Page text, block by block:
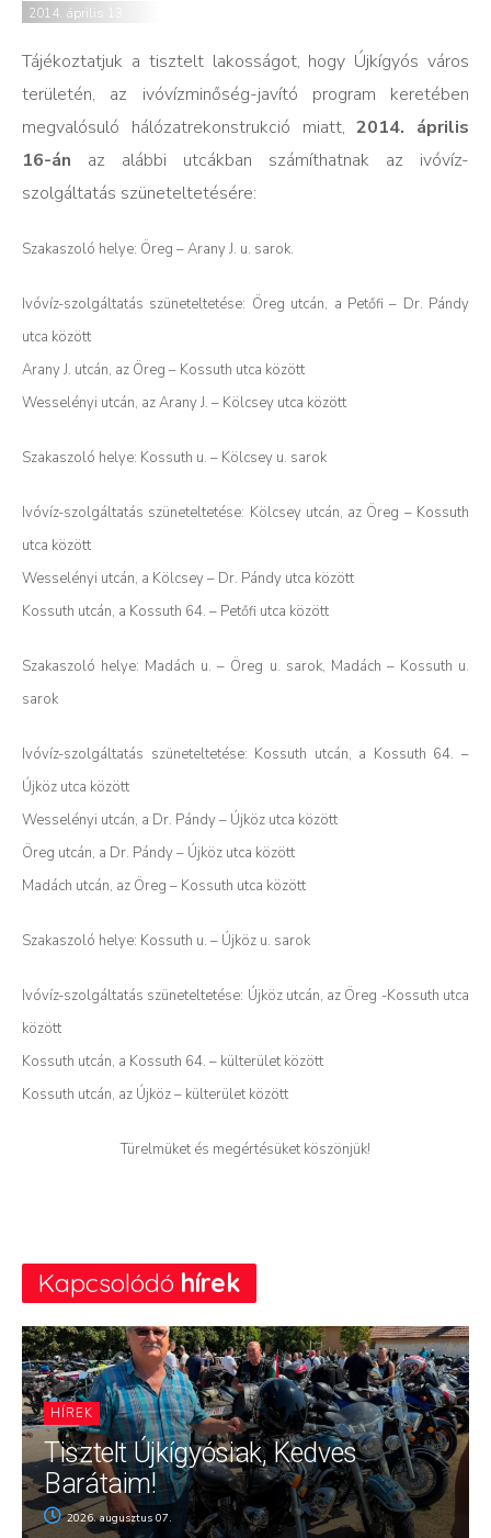
2014. április 13.
Tájékoztatjuk a tisztelt lakosságot, hogy Újkígyós város
területén, az ivóvízminőség-javító program keretében
megvalósuló hálózatrekonstrukció miatt,2014. április
16-án az alábbi utcákban számíthatnak az ivóvíz-
szolgáltatás szüneteltetésére:
Szakaszoló helye: Öreg – Arany J. u. sarok.
Ivóvíz-szolgáltatás szüneteltetése: Öreg utcán, a Petőfi – Dr. Pándy
utca között
Arany J. utcán, az Öreg – Kossuth utca között
Wesselényi utcán, az Arany J. – Kölcsey utca között
Szakaszoló helye: Kossuth u. – Kölcsey u. sarok
Ivóvíz-szolgáltatás szüneteltetése: Kölcsey utcán, az Öreg – Kossuth
utca között
Wesselényi utcán, a Kölcsey – Dr. Pándy utca között
Kossuth utcán, a Kossuth 64. – Petőfi utca között
Szakaszoló helye: Madách u. – Öreg u. sarok, Madách – Kossuth u.
sarok
Ivóvíz-szolgáltatás szüneteltetése: Kossuth utcán, a Kossuth 64. –
Újköz utca között
Wesselényi utcán, a Dr. Pándy – Újköz utca között
Öreg utcán, a Dr. Pándy – Újköz utca között
Madách utcán, az Öreg – Kossuth utca között
Szakaszoló helye: Kossuth u. – Újköz u. sarok
Ivóvíz-szolgáltatás szüneteltetése: Újköz utcán, az Öreg -Kossuth utca
között
Kossuth utcán, a Kossuth 64. – külterület között
Kossuth utcán, az Újköz – külterület között
Türelmüket és megértésüket köszönjük!
Kapcsolódó hírek
HÍREK
Tisztelt Újkígyósiak, Kedves
Barátaim!
2026. augusztus 07.